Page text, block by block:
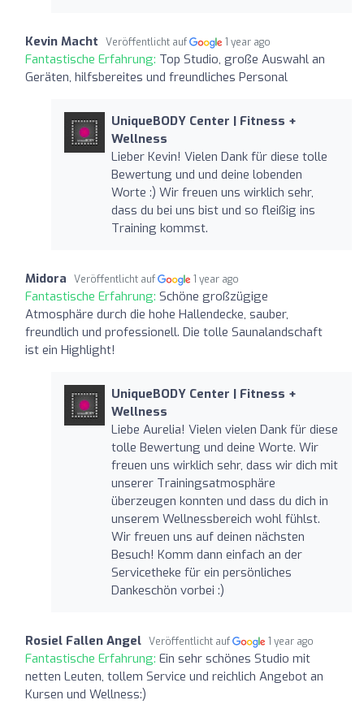
Kevin Macht Veröffentlicht auf 1 year ago
Fantastische Erfahrung: Top Studio, große Auswahl an
Geräten, hilfsbereites und freundliches Personal
UniqueBODY Center | Fitness +
Wellness
Lieber Kevin! Vielen Dank für diese tolle
Bewertung und und deine lobenden
Worte :) Wir freuen uns wirklich sehr,
dass du bei uns bist und so fleißig ins
Training kommst.
Midora Veröffentlicht auf 1 year ago
Fantastische Erfahrung: Schöne großzügige
Atmosphäre durch die hohe Hallendecke, sauber,
freundlich und professionell. Die tolle Saunalandschaft
ist ein Highlight!
UniqueBODY Center | Fitness +
Wellness
Liebe Aurelia! Vielen vielen Dank für diese
tolle Bewertung und deine Worte. Wir
freuen uns wirklich sehr, dass wir dich mit
unserer Trainingsatmosphäre
überzeugen konnten und dass du dich in
unserem Wellnessbereich wohl fühlst.
Wir freuen uns auf deinen nächsten
Besuch! Komm dann einfach an der
Servicetheke für ein persönliches
Dankeschön vorbei :)
Rosiel Fallen Angel Veröffentlicht auf 1 year ago
Fantastische Erfahrung: Ein sehr schönes Studio mit
netten Leuten, tollem Service und reichlich Angebot an
Kursen und Wellness:)